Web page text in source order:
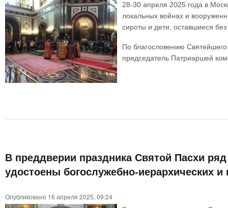
28-30 апреля 2025 года в
локальных войнах и
сироты и дети, оставшиеся
По благословению
председатель Патриаршей
В преддверии праздника Святой Пасхи
удостоены богослужебно-иерархических и
Опубликовано 16 апреля 2025, 09:24